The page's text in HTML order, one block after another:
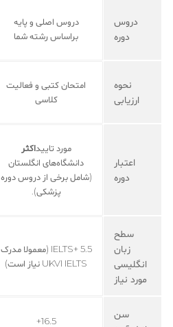
دروس
دوره
دروس اصلی و پایه
براساس رشته شما
نحوه
ارزیابی
امتحان کتبی و فعالیت
کلاسی
اعتبار
دوره
مورد تاییداکثر
دانشگاه‌های انگلستان
(شامل برخی از دروس دوره
پزشکی).
سطح
زبان
انگلیسی
مورد نیاز
5.5 +IELTS (معمولا مدرک
UKVI IELTS نیاز است)
سن
16.5+